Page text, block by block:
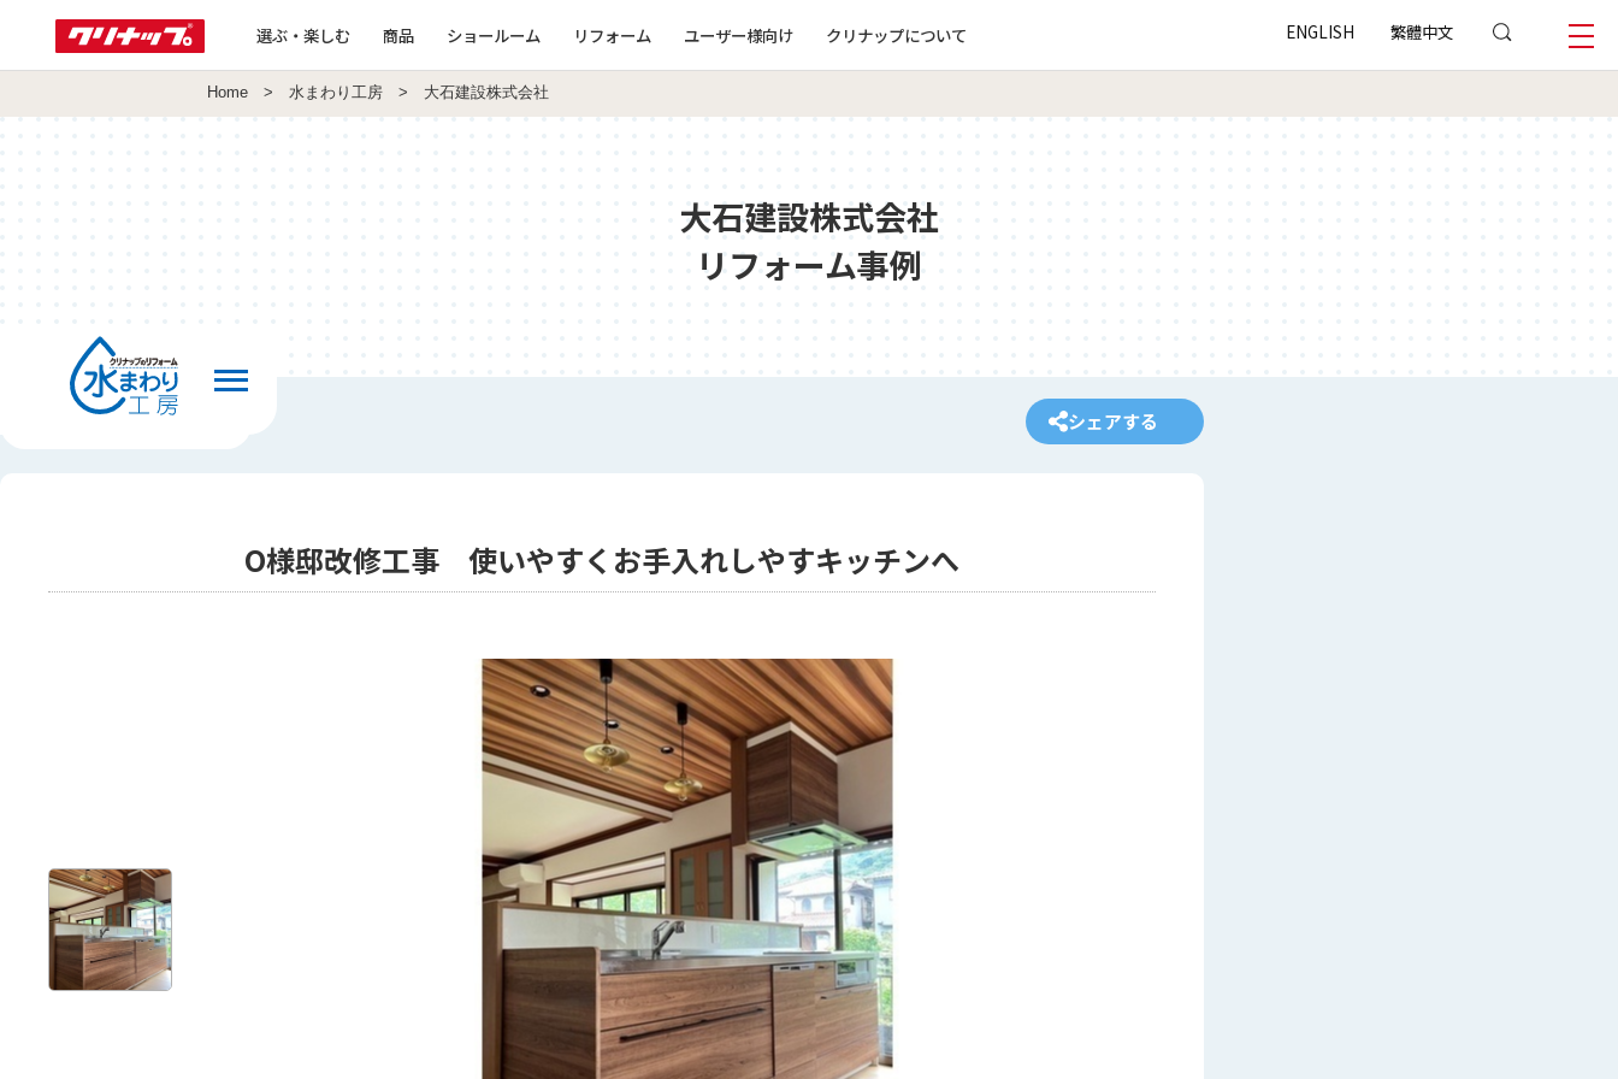
選ぶ・楽しむ 商品 ショールーム リフォーム ユーザー様向け クリナップについて ENGLISH 繁體中文
Home > 水まわり工房 > 大石建設株式会社
大石建設株式会社
リフォーム事例
前の画面へ戻る シェアする
O様邸改修工事 使いやすくお手入れしやすキッチンへ